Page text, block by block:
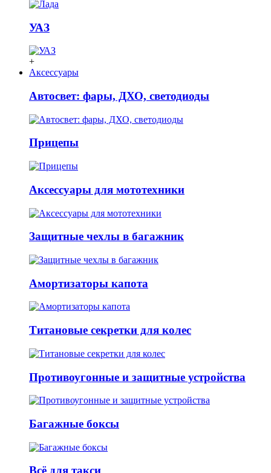
УАЗ
+
Аксессуары
Автосвет: фары, ДХО, светодиоды
Прицепы
Аксессуары для мототехники
Защитные чехлы в багажник
Амортизаторы капота
Титановые секретки для колес
Противоугонные и защитные устройства
Багажные боксы